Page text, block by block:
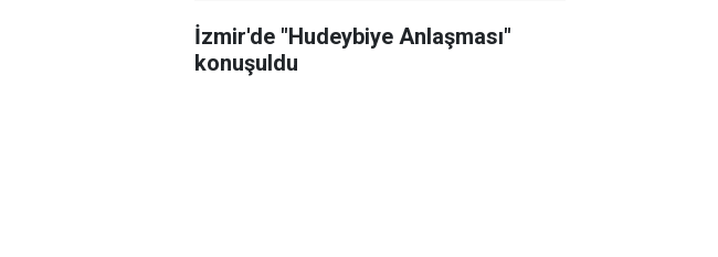
İzmir'de "Hudeybiye Anlaşması"
konuşuldu